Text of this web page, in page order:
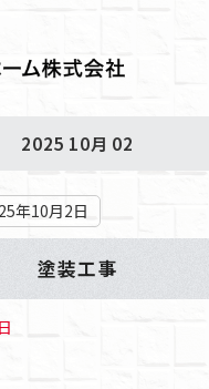
2025 10月 02
年10月2日
塗装工事